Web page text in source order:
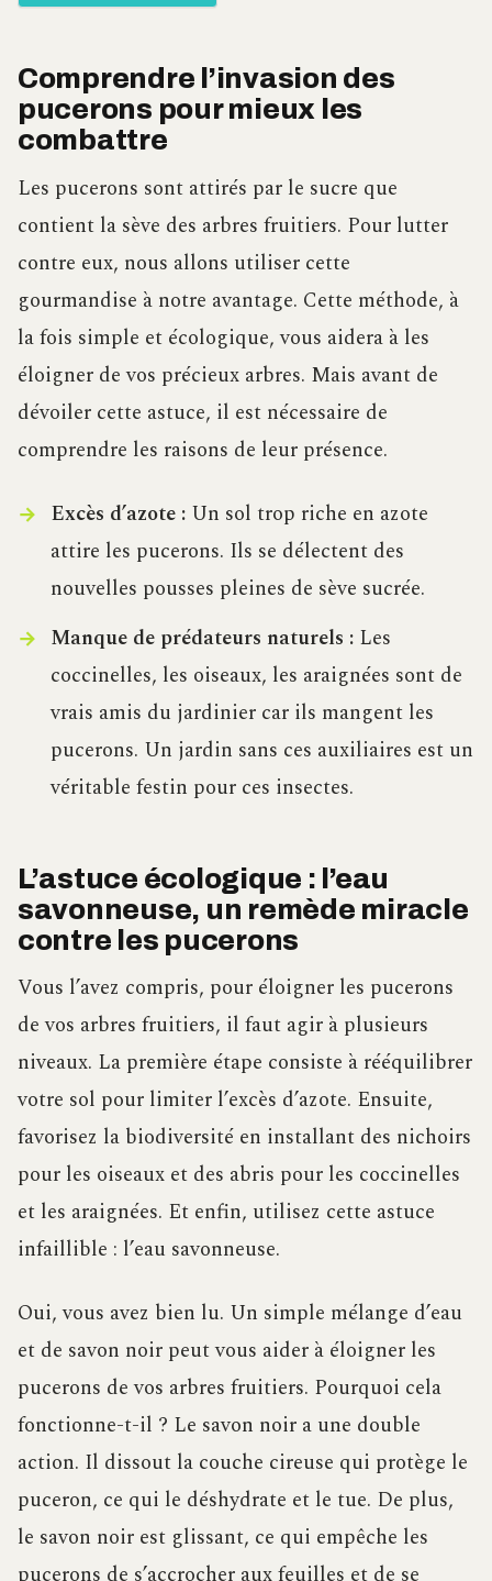
Comprendre l’invasion des
pucerons pour mieux les
combattre
Les pucerons sont attirés par le sucre que
contient la sève des arbres fruitiers. Pour lutter
contre eux, nous allons utiliser cette
gourmandise à notre avantage. Cette méthode, à
la fois simple et écologique, vous aidera à les
éloigner de vos précieux arbres. Mais avant de
dévoiler cette astuce, il est nécessaire de
comprendre les raisons de leur présence.
Excès d’azote :Un sol trop riche en azote
attire les pucerons. Ils se délectent des
nouvelles pousses pleines de sève sucrée.
Manque de prédateurs naturels :Les
coccinelles, les oiseaux, les araignées sont de
vrais amis du jardinier car ils mangent les
pucerons. Un jardin sans ces auxiliaires est un
véritable festin pour ces insectes.
L’astuce écologique : l’eau
savonneuse, un remède miracle
contre les pucerons
Vous l’avez compris, pour éloigner les pucerons
de vos arbres fruitiers, il faut agir à plusieurs
niveaux. La première étape consiste à rééquilibrer
votre sol pour limiter l’excès d’azote. Ensuite,
favorisez la biodiversité en installant des nichoirs
pour les oiseaux et des abris pour les coccinelles
et les araignées. Et enfin, utilisez cette astuce
infaillible : l’eau savonneuse.
Oui, vous avez bien lu. Un simple mélange d’eau
et de savon noir peut vous aider à éloigner les
pucerons de vos arbres fruitiers. Pourquoi cela
fonctionne-t-il ? Le savon noir a une double
action. Il dissout la couche cireuse qui protège le
puceron, ce qui le déshydrate et le tue. De plus,
le savon noir est glissant, ce qui empêche les